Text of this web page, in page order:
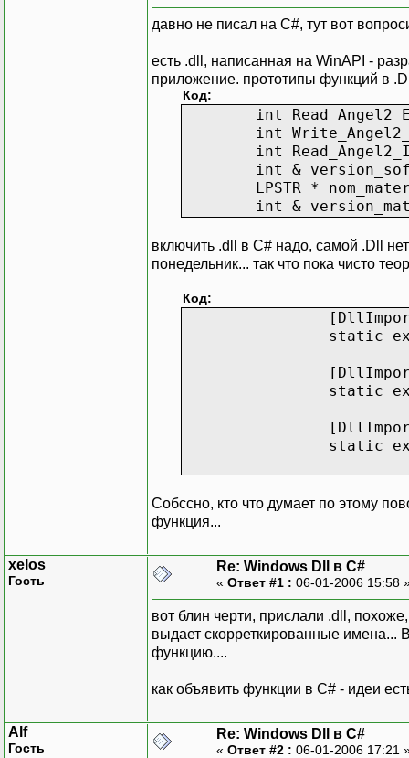
давно не писал на С#, тут вот
есть .dll, написанная на WinAPI -
приложение. прототипы функций в
Код:
int
int
int
int &
LPSTR *
int &
включить .dll в C# надо, самой .Dll
понедельник... так что пока чисто
Код:
static
static
static
Собссно, кто что думает по этому
функция...
xelos
Гость
Re: Windows Dll в C#
« Ответ #1 : 06-01-2006 15:58
вот блин черти, прислали .dll,
выдает скорреткированные
функцию....
как объявить функции в C# - идеи
Alf
Гость
Re: Windows Dll в C#
« Ответ #2 : 06-01-2006 17:21